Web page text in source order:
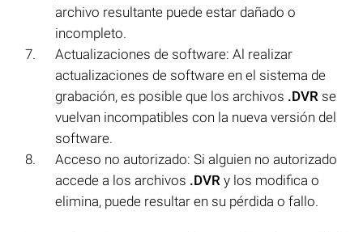
archivo resultante puede estar dañado o
incompleto.
Actualizaciones de software: Al realizar
actualizaciones de software en el sistema de
grabación, es posible que los archivos .DVR se
vuelvan incompatibles con la nueva versión del
software.
Acceso no autorizado: Si alguien no autorizado
accede a los archivos .DVR y los modifica o
elimina, puede resultar en su pérdida o fallo.